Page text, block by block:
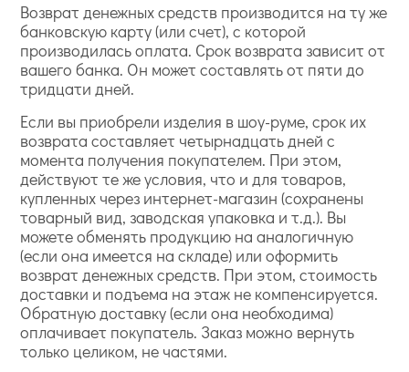
Возврат денежных средств производится на ту же
банковскую карту (или счет), с которой
производилась оплата. Срок возврата зависит от
вашего банка. Он может составлять от пяти до
тридцати дней.
Если вы приобрели изделия в шоу-руме, срок их
возврата составляет четырнадцать дней с
момента получения покупателем. При этом,
действуют те же условия, что и для товаров,
купленных через интернет-магазин (сохранены
товарный вид, заводская упаковка и т.д.). Вы
можете обменять продукцию на аналогичную
(если она имеется на складе) или оформить
возврат денежных средств. При этом, стоимость
доставки и подъема на этаж не компенсируется.
Обратную доставку (если она необходима)
оплачивает покупатель. Заказ можно вернуть
только целиком, не частями.